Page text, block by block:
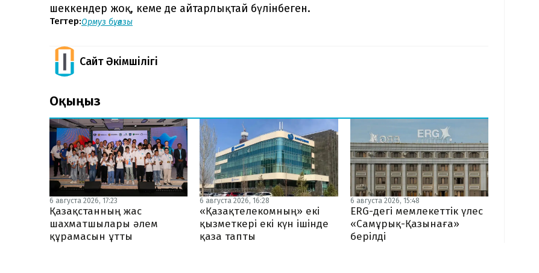
шеккендер жоқ, кеме де айтарлықтай бүлінбеген.
Тегтер:Ормуз бұғазы
Сайт Әкімшілігі
Оқыңыз
6 августа 2026, 17:23
Қазақстанның жас
шахматшылары әлем
құрамасын ұтты
6 августа 2026, 16:28
«Қазақтелекомның» екі
қызметкері екі күн ішінде
қаза тапты
6 августа 2026, 15:48
ERG-дегі мемлекеттік үлес
«Самұрық-Қазынаға»
берілді